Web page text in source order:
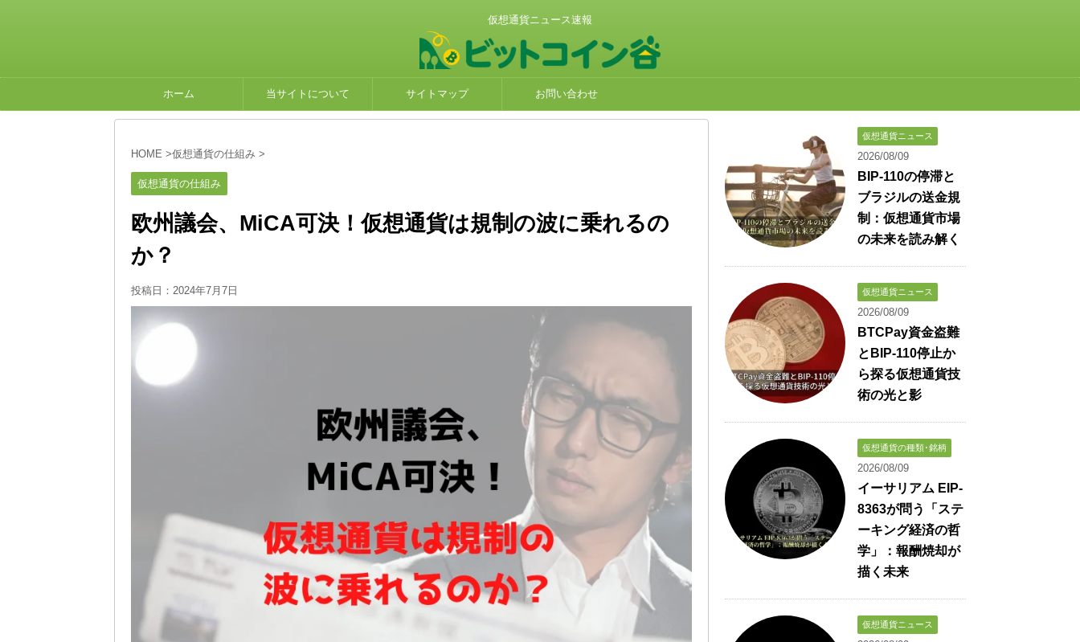
仮想通貨ニュース速報
ホーム 当サイトについて サイトマップ お問い合わせ
HOME >仮想通貨の仕組み >
仮想通貨の仕組み
欧州議会、MiCA可決！仮想通貨は規制の波に乗れるの
か？
投稿日： 2024年7月7日
仮想通貨ニュース
2026/08/09
BIP-110の停滞と
ブラジルの送金規
制：仮想通貨市場
の未来を読み解く
仮想通貨ニュース
2026/08/09
BTCPay資金盗難
とBIP-110停止か
ら探る仮想通貨技
術の光と影
仮想通貨の種類･銘柄
2026/08/09
イーサリアム EIP-
8363が問う「ステ
ーキング経済の哲
学」：報酬焼却が
描く未来
仮想通貨ニュース